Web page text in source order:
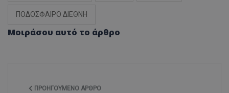
ΠΟΔΟΣΦΑΙΡΟ ΔΙΕΘΝΗ
Μοιράσου αυτό το άρθρο
ΠΡΟΗΓΟΎΜΕΝΟ ΆΡΘΡΟ